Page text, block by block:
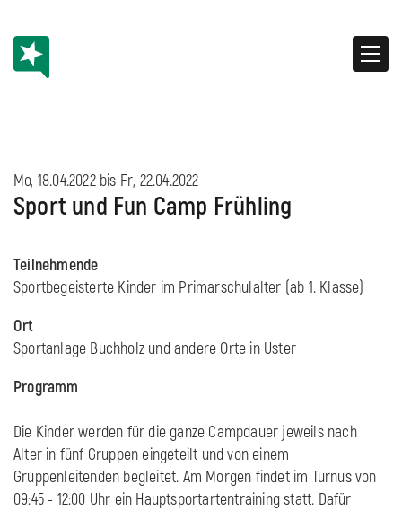
Mo, 18.04.2022 bis Fr, 22.04.2022
Sport und Fun Camp Frühling
Teilnehmende
Sportbegeisterte Kinder im Primarschulalter (ab 1. Klasse)
Ort
Sportanlage Buchholz und andere Orte in Uster
Programm
Die Kinder werden für die ganze Campdauer jeweils nach
Alter in fünf Gruppen eingeteilt und von einem
Gruppenleitenden begleitet. Am Morgen findet im Turnus von
09:45 - 12:00 Uhr ein Hauptsportartentraining statt. Dafür